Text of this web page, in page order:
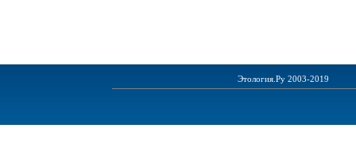
Этология.Ру 2003-2019